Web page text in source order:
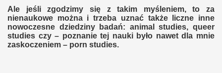
Ale jeśli zgodzimy się z takim myśleniem, to za
nienaukowe można i trzeba uznać także liczne inne
nowoczesne dziedziny badań: animal studies, queer
studies czy – poznanie tej nauki było nawet dla mnie
zaskoczeniem – porn studies.